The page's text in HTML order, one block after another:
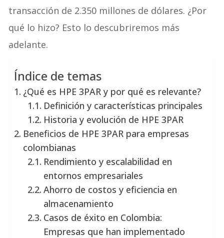
transacción de 2.350 millones de dólares. ¿Por
qué lo hizo? Esto lo descubriremos más
adelante.
Índice de temas
¿Qué es HPE 3PAR y por qué es relevante?
Definición y características principales
Historia y evolución de HPE 3PAR
Beneficios de HPE 3PAR para empresas
colombianas
Rendimiento y escalabilidad en
entornos empresariales
Ahorro de costos y eficiencia en
almacenamiento
Casos de éxito en Colombia:
Empresas que han implementado